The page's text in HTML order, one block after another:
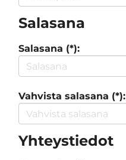
Salasana
Salasana (*):
Vahvista salasana (*):
Yhteystiedot